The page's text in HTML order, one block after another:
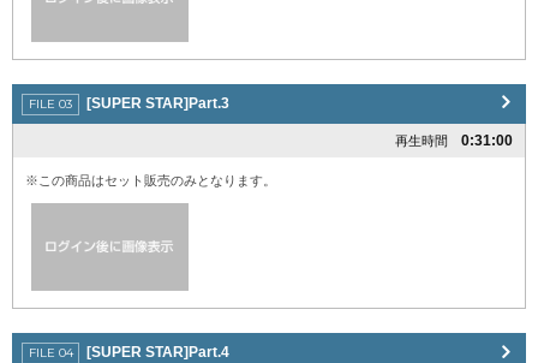
[SUPER STAR]Part.3
再生時間 0:31:00
※この商品はセット販売のみとなります。
[SUPER STAR]Part.4